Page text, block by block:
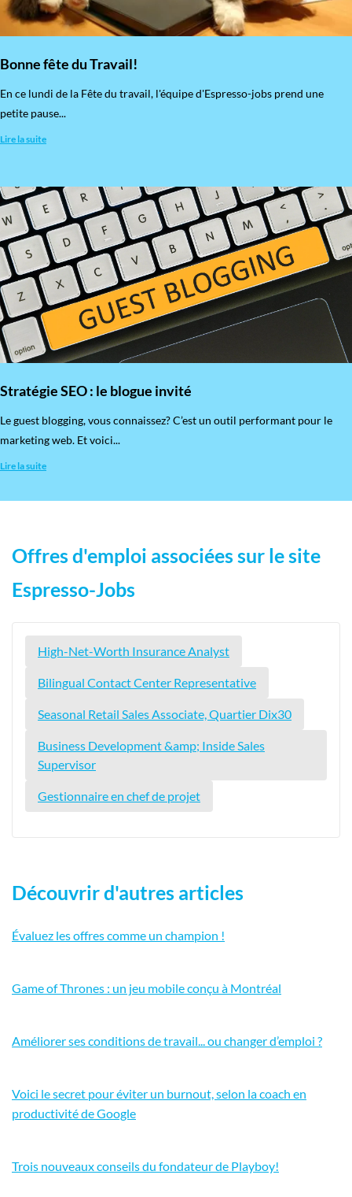
Bonne fête du Travail!
En ce lundi de la Fête du travail, l'équipe d'Espresso-jobs prend une
petite pause...
Lire la suite
Stratégie SEO : le blogue invité
​Le guest blogging, vous connaissez? C’est un outil performant pour le
marketing web. Et voici...
Lire la suite
Offres d'emploi associées sur le site
Espresso-Jobs
High-Net-Worth Insurance Analyst
Bilingual Contact Center Representative
Seasonal Retail Sales Associate, Quartier Dix30
Business Development &amp; Inside Sales
Supervisor
Gestionnaire en chef de projet
Découvrir d'autres articles
Évaluez les offres comme un champion !
Game of Thrones : un jeu mobile conçu à Montréal
Améliorer ses conditions de travail... ou changer d’emploi ?
Voici le secret pour éviter un burnout, selon la coach en
productivité de Google
Trois nouveaux conseils du fondateur de Playboy!